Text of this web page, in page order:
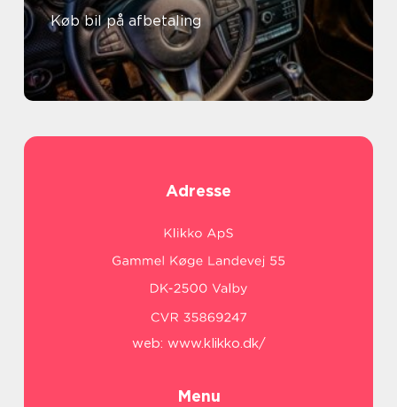
Køb bil på afbetaling
Adresse
web: www.klikko.dk/
Menu